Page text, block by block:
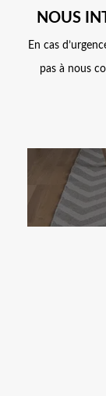
NOUS
En cas
pas à nous